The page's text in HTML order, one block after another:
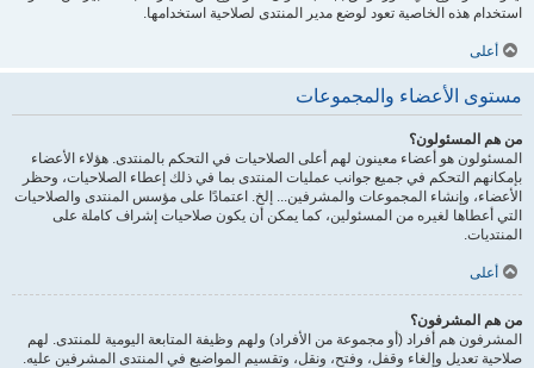
استخدام هذه الخاصية تعود لوضع مدير المنتدى لصلاحية استخدامها.
أعلى
مستوى الأعضاء والمجموعات
من هم المسئولون؟
المسئولون هو أعضاء معينون لهم أعلى الصلاحيات في التحكم بالمنتدى. هؤلاء الأعضاء
بإمكانهم التحكم في جميع جوانب عمليات المنتدى بما في ذلك إعطاء الصلاحيات، وحظر
الأعضاء، وإنشاء المجموعات والمشرفين... إلخ. اعتمادًا على مؤسس المنتدى والصلاحيات
التي أعطاها لغيره من المسئولين، كما يمكن أن يكون صلاحيات إشراف كاملة على
المنتديات.
أعلى
من هم المشرفون؟
المشرفون هم أفراد (أو مجموعة من الأفراد) ولهم وظيفة المتابعة اليومية للمنتدى. لهم
صلاحية تعديل وإلغاء وقفل، وفتح، ونقل، وتقسيم المواضيع في المنتدى المشرفين عليه.